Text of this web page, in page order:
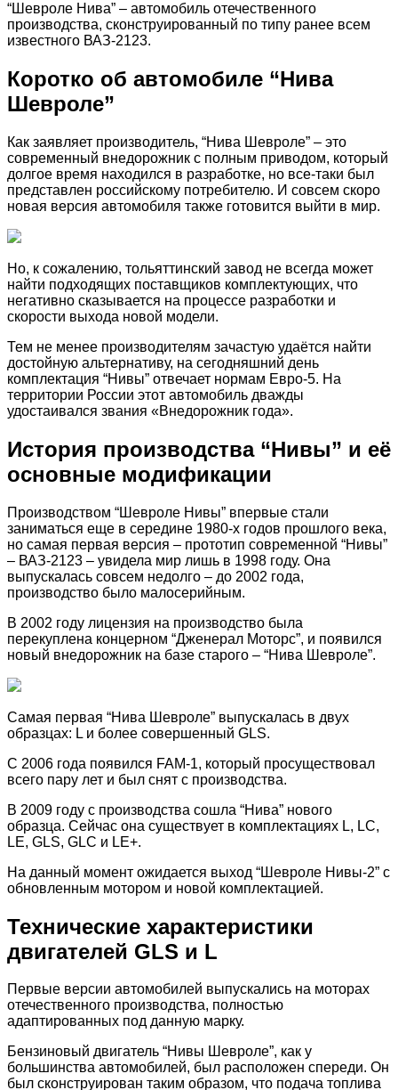
“Шевроле Нива” – автомобиль отечественного
производства, сконструированный по типу ранее всем
известного ВАЗ-2123.
Коротко об автомобиле “Нива
Шевроле”
Как заявляет производитель, “Нива Шевроле” – это
современный внедорожник с полным приводом, который
долгое время находился в разработке, но все-таки был
представлен российскому потребителю. И совсем скоро
новая версия автомобиля также готовится выйти в мир.
Но, к сожалению, тольяттинский завод не всегда может
найти подходящих поставщиков комплектующих, что
негативно сказывается на процессе разработки и
скорости выхода новой модели.
Тем не менее производителям зачастую удаётся найти
достойную альтернативу, на сегодняшний день
комплектация “Нивы” отвечает нормам Евро-5. На
территории России этот автомобиль дважды
удостаивался звания «Внедорожник года».
История производства “Нивы” и её
основные модификации
Производством “Шевроле Нивы” впервые стали
заниматься еще в середине 1980-х годов прошлого века,
но самая первая версия – прототип современной “Нивы”
– ВАЗ-2123 – увидела мир лишь в 1998 году. Она
выпускалась совсем недолго – до 2002 года,
производство было малосерийным.
В 2002 году лицензия на производство была
перекуплена концерном “Дженерал Моторс”, и появился
новый внедорожник на базе старого – “Нива Шевроле”.
Самая первая “Нива Шевроле” выпускалась в двух
образцах: L и более совершенный GLS.
С 2006 года появился FAM-1, который просуществовал
всего пару лет и был снят с производства.
В 2009 году с производства сошла “Нива” нового
образца. Сейчас она существует в комплектациях L, LC,
LE, GLS, GLC и LE+.
На данный момент ожидается выход “Шевроле Нивы-2” с
обновленным мотором и новой комплектацией.
Технические характеристики
двигателей GLS и L
Первые версии автомобилей выпускались на моторах
отечественного производства, полностью
адаптированных под данную марку.
Бензиновый двигатель “Нивы Шевроле”, как у
большинства автомобилей, был расположен спереди. Он
был сконструирован таким образом, что подача топлива